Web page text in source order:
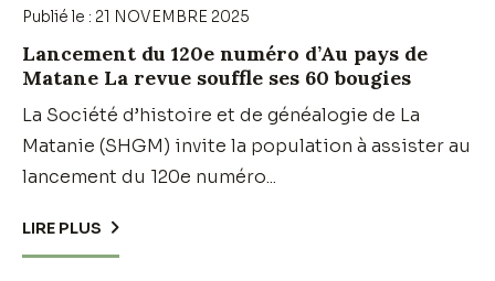
Publié le : 21 NOVEMBRE 2025
Lancement du 120e numéro d’Au pays de
Matane La revue souffle ses 60 bougies
La Société d’histoire et de généalogie de La
Matanie (SHGM) invite la population à assister au
lancement du 120e numéro...
LIRE PLUS